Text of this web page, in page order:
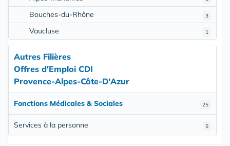
3
Bouches-du-Rhône
1
Vaucluse
Autres Filières
Offres d'Emploi CDI
Provence-Alpes-Côte-D'Azur
25
Fonctions Médicales & Sociales
5
Services à la personne